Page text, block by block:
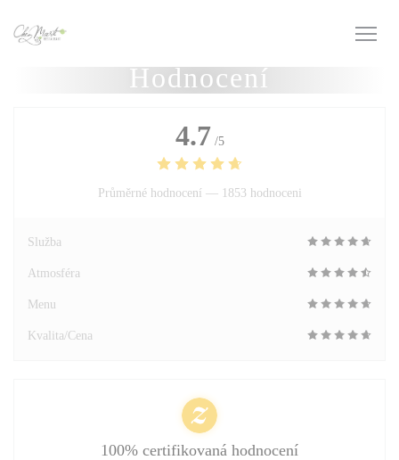
Hodnocení
4.7 /5
Průměrné hodnocení — 1853 hodnoceni
Služba
Atmosféra
Menu
Kvalita/Cena
100% certifikovaná hodnocení